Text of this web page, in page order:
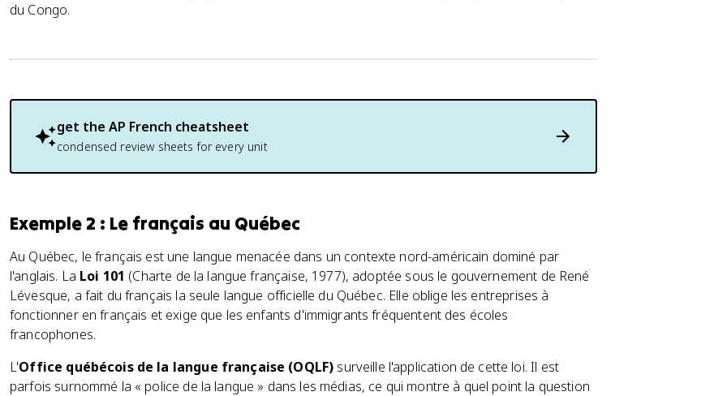
du Congo.
get the AP French cheatsheet
condensed review sheets for every unit
Exemple 2 : Le français au Québec
Au Québec, le français est une langue menacée dans un contexte nord-américain dominé par
l'anglais. La Loi 101 (Charte de la langue française, 1977), adoptée sous le gouvernement de René
Lévesque, a fait du français la seule langue officielle du Québec. Elle oblige les entreprises à
fonctionner en français et exige que les enfants d'immigrants fréquentent des écoles
francophones.
L'Office québécois de la langue française (OQLF) surveille l'application de cette loi. Il est
parfois surnommé la « police de la langue » dans les médias, ce qui montre à quel point la question